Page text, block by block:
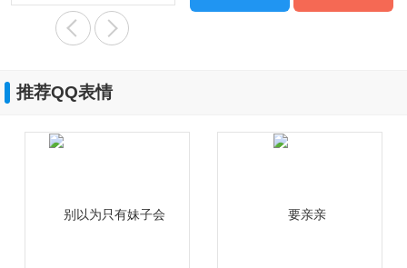
推荐QQ表情